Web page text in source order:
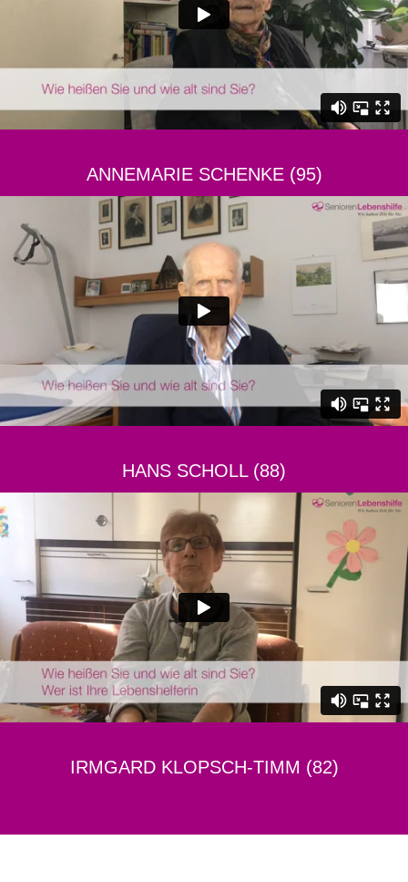
ANNEMARIE SCHENKE (95)
HANS SCHOLL (88)
IRMGARD KLOPSCH-TIMM (82)